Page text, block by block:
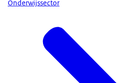
Onderwijssector